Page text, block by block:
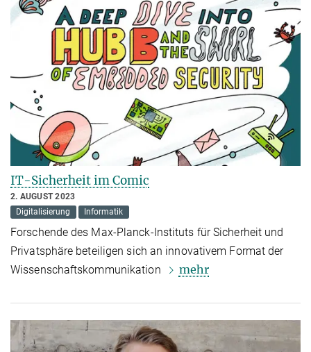
IT-Sicherheit im Comic
2. AUGUST 2023
Digitalisierung
Informatik
Forschende des Max-Planck-Instituts für Sicherheit und
Privatsphäre beteiligen sich an innovativem Format der
Wissenschaftskommunikation
mehr